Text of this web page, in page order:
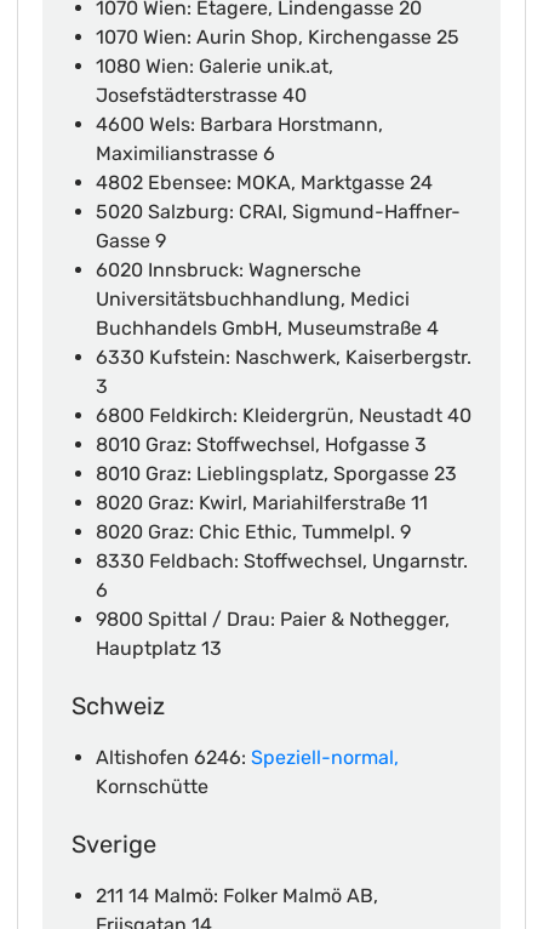
1070 Wien: Etagere, Lindengasse 20
1070 Wien: Aurin Shop, Kirchengasse 25
1080 Wien: Galerie unik.at,
Josefstädterstrasse 40
4600 Wels: Barbara Horstmann,
Maximilianstrasse 6
4802 Ebensee: MOKA, Marktgasse 24
5020 Salzburg: CRAI, Sigmund-Haffner-
Gasse 9
6020 Innsbruck: Wagnersche
Universitätsbuchhandlung, Medici
Buchhandels GmbH, Museumstraße 4
6330 Kufstein: Naschwerk, Kaiserbergstr.
3
6800 Feldkirch: Kleidergrün, Neustadt 40
8010 Graz: Stoffwechsel, Hofgasse 3
8010 Graz: Lieblingsplatz, Sporgasse 23
8020 Graz: Kwirl, Mariahilferstraße 11
8020 Graz: Chic Ethic, Tummelpl. 9
8330 Feldbach: Stoffwechsel, Ungarnstr.
6
9800 Spittal / Drau: Paier & Nothegger,
Hauptplatz 13
Schweiz
Altishofen 6246: Speziell-normal,
Kornschütte
Sverige
211 14 Malmö: Folker Malmö AB,